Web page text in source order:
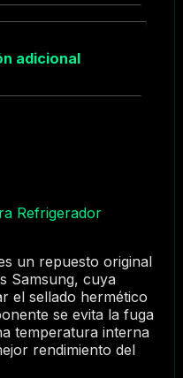
adicional
Refrigerador
un repuesto original
Samsung, cuya
el sellado hermético
se evita la fuga
temperatura interna
rendimiento del